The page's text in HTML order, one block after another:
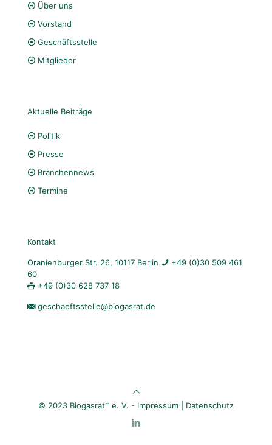
Über uns
Vorstand
Geschäftsstelle
Mitglieder
Aktuelle Beiträge
Politik
Presse
Branchennews
Termine
Kontakt
Oranienburger Str. 26, 10117 Berlin
+49 (0)30 509 461
60
+49 (0)30 628 737 18
geschaeftsstelle@biogasrat.de
© 2023 Biogasrat+ e. V. - Impressum Datenschutz